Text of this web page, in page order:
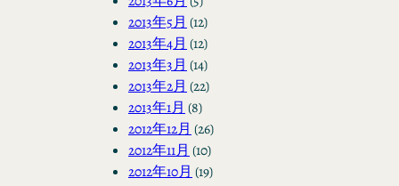
2013年5月 (12)
2013年4月 (12)
2013年3月 (14)
2013年2月 (22)
2013年1月 (8)
2012年12月 (26)
2012年11月 (10)
2012年10月 (19)